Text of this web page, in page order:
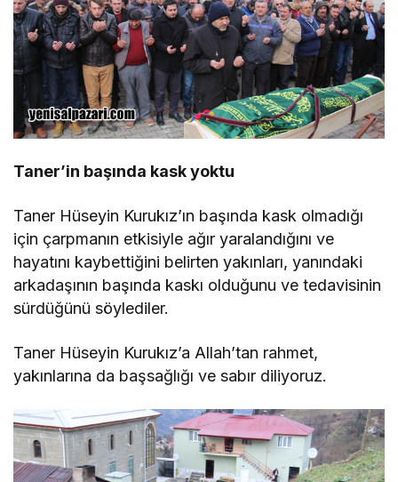
Taner’in başında kask yoktu
Taner Hüseyin Kurukız’ın başında kask olmadığı
için çarpmanın etkisiyle ağır yaralandığını ve
hayatını kaybettiğini belirten yakınları, yanındaki
arkadaşının başında kaskı olduğunu ve tedavisinin
sürdüğünü söylediler.
Taner Hüseyin Kurukız’a Allah’tan rahmet,
yakınlarına da başsağlığı ve sabır diliyoruz.